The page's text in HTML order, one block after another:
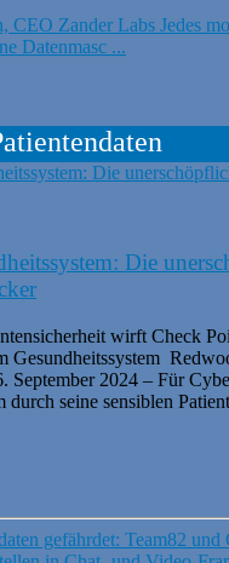
CEO Zander Labs Jedes
Datenmasc ...
Die
wirft Check
Gesundheitssystem
September 2024 – Für
durch seine sensiblen